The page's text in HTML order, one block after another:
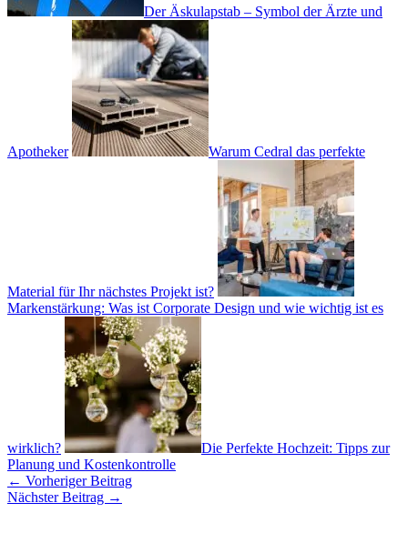
Der Äskulapstab – Symbol der Ärzte und
Apotheker Warum Cedral das perfekte
Material für Ihr nächstes Projekt ist?
Markenstärkung: Was ist Corporate Design und wie wichtig ist es
wirklich?
Die Perfekte Hochzeit: Tipps zur
Planung und Kostenkontrolle
← Vorheriger Beitrag
Nächster Beitrag →